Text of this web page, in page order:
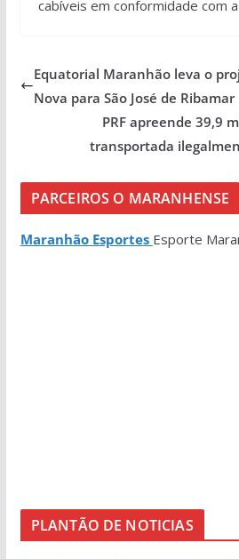
cabíveis em conformidade com
Equatorial Maranhão leva o
Nova para São José de Ribamar
PRF apreende 39,9
transportada
PARCEIROS O MARANHENSE
Maranhão Esportes Esporte
PLANTÃO DE NOTICIAS